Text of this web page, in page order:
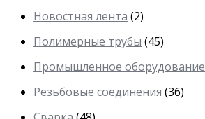
Новостная лента (2)
Полимерные трубы (45)
Промышленное оборудование
Резьбовые соединения (36)